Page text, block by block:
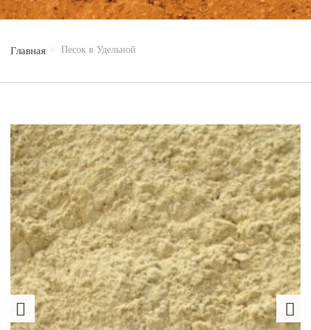
Главная Песок в Удельной